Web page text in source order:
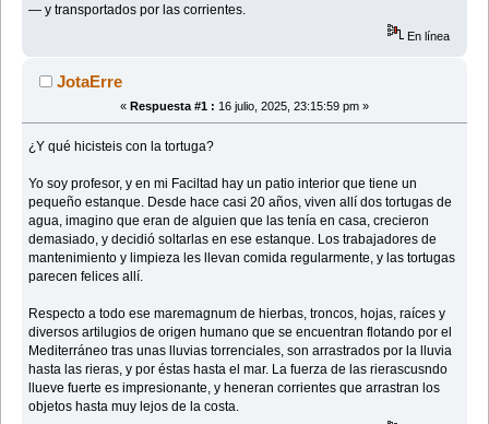
— y transportados por las corrientes.
En línea
JotaErre
« Respuesta #1 : 16 julio, 2025, 23:15:59 pm »
¿Y qué hicisteis con la tortuga?
Yo soy profesor, y en mi Faciltad hay un patio interior que tiene un
pequeño estanque. Desde hace casi 20 años, viven allí dos tortugas de
agua, imagino que eran de alguien que las tenía en casa, crecieron
demasiado, y decidió soltarlas en ese estanque. Los trabajadores de
mantenimiento y limpieza les llevan comida regularmente, y las tortugas
parecen felices allí.
Respecto a todo ese maremagnum de hierbas, troncos, hojas, raíces y
diversos artilugios de origen humano que se encuentran flotando por el
Mediterráneo tras unas lluvias torrenciales, son arrastrados por la lluvia
hasta las rieras, y por éstas hasta el mar. La fuerza de las rierascusndo
llueve fuerte es impresionante, y heneran corrientes que arrastran los
objetos hasta muy lejos de la costa.